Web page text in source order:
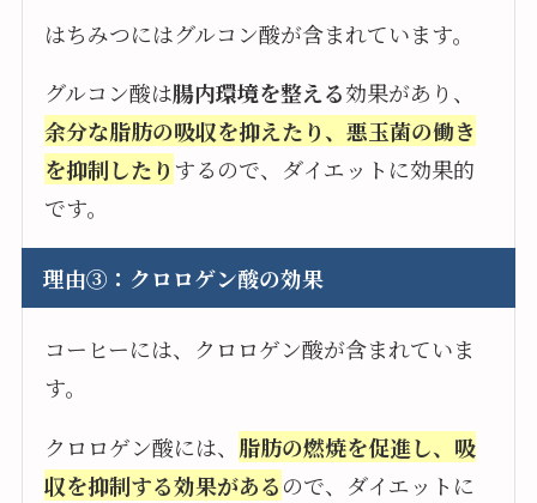
はちみつにはグルコン酸が含まれています。
グルコン酸は腸内環境を整える効果があり、
余分な脂肪の吸収を抑えたり、悪玉菌の働き
を抑制したり するので、ダイエットに効果的
です。
理由③：クロロゲン酸の効果
コーヒーには、クロロゲン酸が含まれていま
す。
クロロゲン酸には、 脂肪の燃焼を促進し、吸
収を抑制する効果があるので、ダイエットに